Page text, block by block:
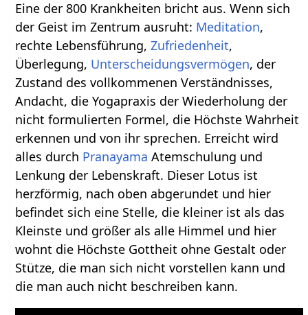
Eine der 800 Krankheiten bricht aus. Wenn sich
der Geist im Zentrum ausruht: Meditation,
rechte Lebensführung,Zufriedenheit,
Überlegung, Unterscheidungsvermögen, der
Zustand des vollkommenen Verständnisses,
Andacht, die Yogapraxis der Wiederholung der
nicht formulierten Formel, die Höchste Wahrheit
erkennen und von ihr sprechen. Erreicht wird
alles durch Pranayama Atemschulung und
Lenkung der Lebenskraft. Dieser Lotus ist
herzförmig, nach oben abgerundet und hier
befindet sich eine Stelle, die kleiner ist als das
Kleinste und größer als alle Himmel und hier
wohnt die Höchste Gottheit ohne Gestalt oder
Stütze, die man sich nicht vorstellen kann und
die man auch nicht beschreiben kann.